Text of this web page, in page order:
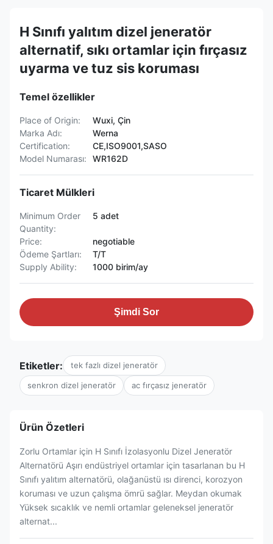
H Sınıfı yalıtım dizel jeneratör
alternatif, sıkı ortamlar için fırçasız
uyarma ve tuz sis koruması
Temel özellikler
Place of Origin:
Wuxi, Çin
Marka Adı:
Werna
Certification:
CE,ISO9001,SASO
Model Numarası:
WR162D
Ticaret Mülkleri
Minimum Order
Quantity:
5 adet
Price:
negotiable
Ödeme Şartları:
T/T
Supply Ability:
1000 birim/ay
Şimdi Sor
Etiketler: tek fazlı dizel jeneratör
senkron dizel jeneratör ac fırçasız jeneratör
Ürün Özetleri
Zorlu Ortamlar için H Sınıfı İzolasyonlu Dizel Jeneratör
Alternatörü Aşırı endüstriyel ortamlar için tasarlanan bu H
Sınıfı yalıtım alternatörü, olağanüstü ısı direnci, korozyon
koruması ve uzun çalışma ömrü sağlar. Meydan okumak
Yüksek sıcaklık ve nemli ortamlar geleneksel jeneratör
alternat...